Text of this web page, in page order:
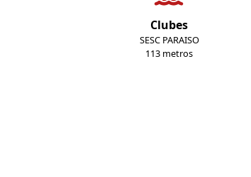
Clubes
SESC PARAISO
113 metros